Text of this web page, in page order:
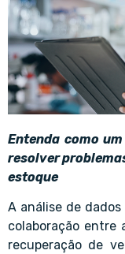
Entenda como
resolver
estoque
A análise de
colaboração entre
recuperação de